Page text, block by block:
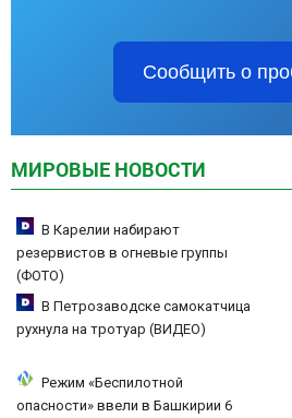
Сообщить о
МИРОВЫЕ НОВОСТИ
В Карелии набирают
резервистов в огневые группы
(ФОТО)
В Петрозаводске самокатчица
рухнула на тротуар (ВИДЕО)
Режим «Беспилотной
опасности» ввели в Башкирии 6